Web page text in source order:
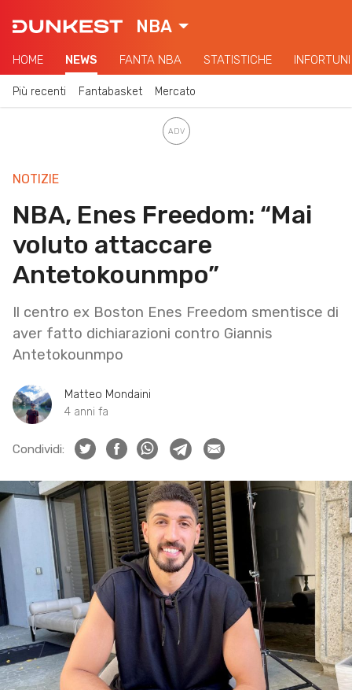
NBA
HOME NEWS FANTA NBA STATISTICHE INFORTUNI
Più recenti Fantabasket Mercato
NOTIZIE
NBA, Enes Freedom: “Mai
voluto attaccare
Antetokounmpo”
Il centro ex Boston Enes Freedom smentisce di
aver fatto dichiarazioni contro Giannis
Antetokounmpo
Matteo Mondaini
4 anni fa
Condividi: